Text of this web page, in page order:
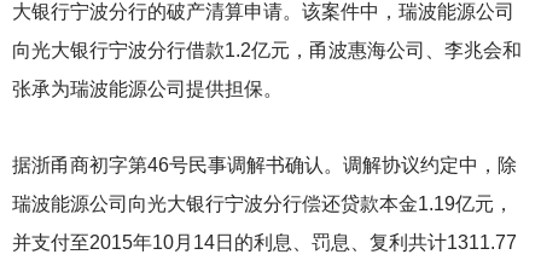
大银行宁波分行的破产清算申请。该案件中，瑞波能源公司
向光大银行宁波分行借款1.2亿元，甬波惠海公司、李兆会和
张承为瑞波能源公司提供担保。
据浙甬商初字第46号民事调解书确认。调解协议约定中，除
瑞波能源公司向光大银行宁波分行偿还贷款本金1.19亿元，
并支付至2015年10月14日的利息、罚息、复利共计1311.77